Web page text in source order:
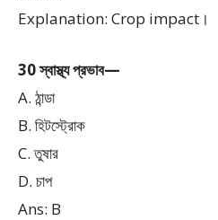
Explanation: Crop impact।
30 স্বাস্থ্য প্রভাব—
A. ঠান্ডা
B. হিটস্ট্রোক
C. তুষার
D. চাপ
Ans: B